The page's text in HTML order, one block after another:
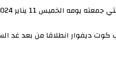
2024 بمنتخب سيراليون .
انطلاقا من بعد غد السبت إلى غاية